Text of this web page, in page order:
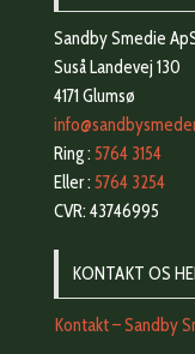
Sandby Smedie
Suså Landevej 130
4171 Glumsø
Ring : 5764 3154
Eller : 5764 3254
CVR: 43746995
KONTAKT OS
Kontakt – Sandby